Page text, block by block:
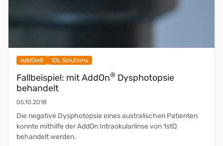
AddOn® IOL Solutions
Fallbeispiel: mit AddOn® Dysphotopsie
behandelt
05.10.2018
Die negative Dysphotopsie eines australischen Patienten
konnte mithilfe der AddOn Intraokularlinse von 1stQ
behandelt werden.